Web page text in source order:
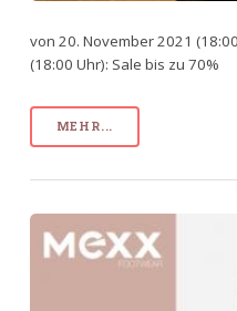
von 20. November 2021
(18:00 Uhr): Sale bis zu 70%
MEHR...